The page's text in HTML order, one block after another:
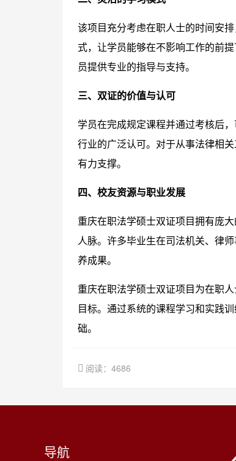
该项目充分考虑在职人士的时间安
式，让学员能够在不影响工作的前
员提供专业的指导与支持。
三、双证的价值与认可
学员在完成规定课程并通过考核后
行业的广泛认可。对于从事法律相
有力支撑。
四、校友资源与职业发展
重庆在职法学硕士双证项目拥有庞
人脉。许多毕业生在司法机关、律
养成果。
重庆在职法学硕士双证项目为在职
目标。通过系统的课程学习和实践
础。
阅读：4686
导航